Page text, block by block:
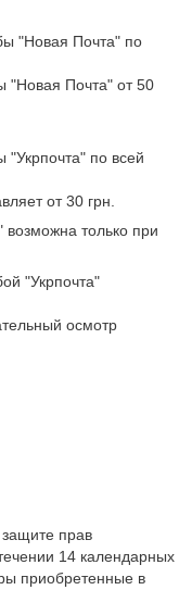
"Новая Почта" по
"Новая Почта" от 50
"Укрпочта" по всей
от 30 грн.
возможна только при
"Укрпочта"
осмотр
прав
14 календарных
приобретенные в